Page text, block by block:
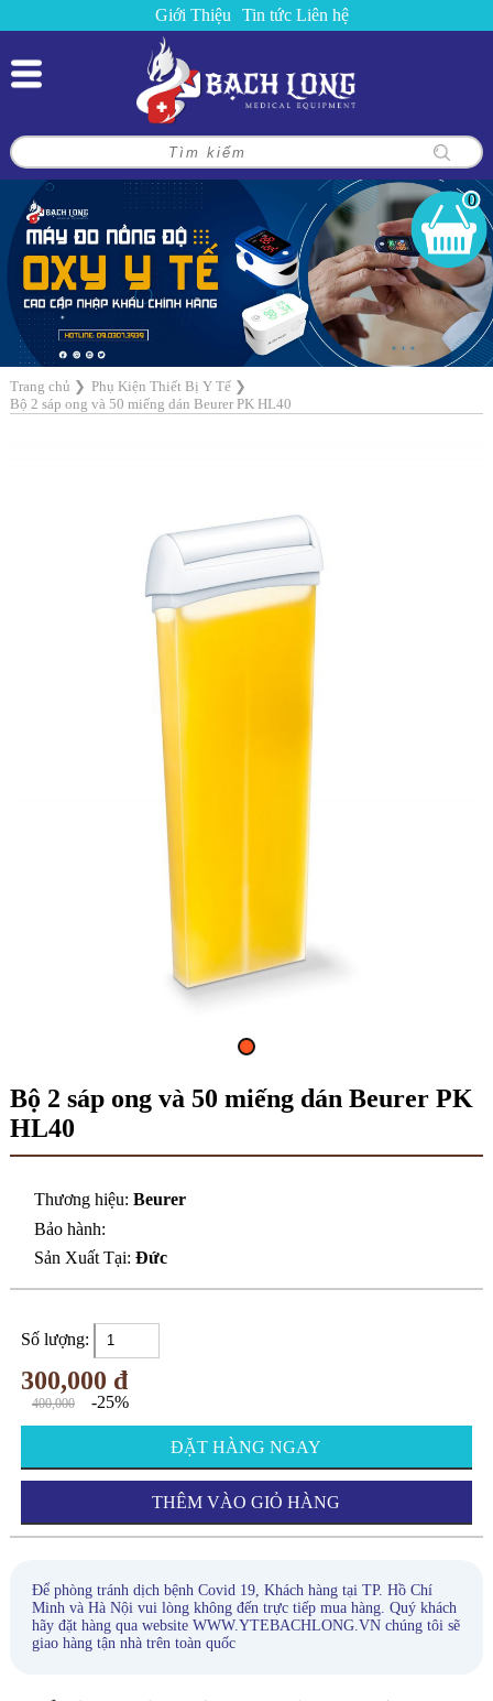
Giới Thiệu Tin tức Liên hệ
0
Trang chủ ❯ Phụ Kiện Thiết Bị Y Tế❯
Bộ 2 sáp ong và 50 miếng dán Beurer PK HL40
Bộ 2 sáp ong và 50 miếng dán Beurer PK
HL40
Thương hiệu:Beurer
Bảo hành:
Sản Xuất Tại:Đức
Số lượng:
300,000 đ
400,000 -25%
ĐẶT HÀNG NGAY
THÊM VÀO GIỎ HÀNG
Để phòng tránh dịch bệnh Covid 19, Khách hàng tại TP. Hồ Chí
Minh và Hà Nội vui lòng không đến trực tiếp mua hàng. Quý khách
hãy đặt hàng qua website WWW.YTEBACHLONG.VN chúng tôi sẽ
giao hàng tận nhà trên toàn quốc